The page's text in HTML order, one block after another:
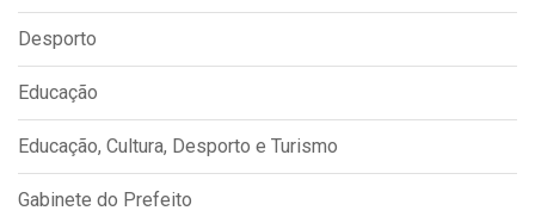
Desporto
Educação
Educação, Cultura, Desporto e Turismo
Gabinete do Prefeito